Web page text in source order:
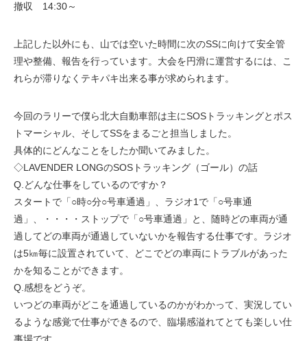
撤収 14:30～
上記した以外にも、山では空いた時間に次のSSに向けて安全管
理や整備、報告を行っています。大会を円滑に運営するには、こ
れらが滞りなくテキパキ出来る事が求められます。
今回のラリーで僕ら北大自動車部は主にSOSトラッキングとポス
トマーシャル、そしてSSをまるごと担当しました。
具体的にどんなことをしたか聞いてみました。
◇LAVENDER LONGのSOSトラッキング（ゴール）の話
Q.どんな仕事をしているのですか？
スタートで「○時○分○号車通過」、ラジオ1で「○号車通
過」、・・・・ストップで「○号車通過」と、随時どの車両が通
過してどの車両が通過していないかを報告する仕事です。ラジオ
は5㎞毎に設置されていて、どこでどの車両にトラブルがあった
かを知ることができます。
Q.感想をどうぞ。
いつどの車両がどこを通過しているのかがわかって、実況してい
るような感覚で仕事ができるので、臨場感溢れてとても楽しい仕